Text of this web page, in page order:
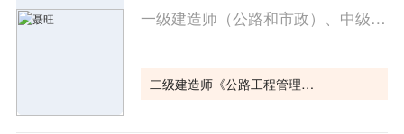
一级建造师（公路和市政）、中级工程师；拥有十多年的施工现场管理经验以及多年的建造师培训经验。
二级建造师《公路工程管理与实务》